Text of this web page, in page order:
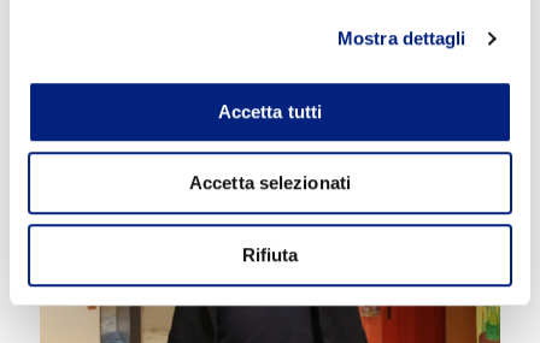
Mostra dettagli
Accetta tutti
Accetta selezionati
Rifiuta